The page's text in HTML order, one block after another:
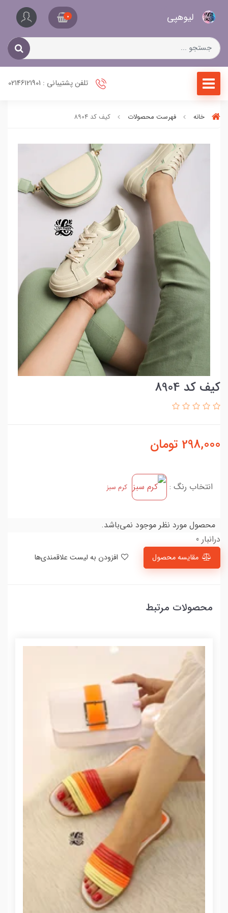
لیو‌هپی 0
تلفن پشتیبانی : 02146121901
خانه فهرست محصولات کیف کد 8904
کیف کد 8904
298,000 تومان
انتخاب رنگ : کرم سبز
محصول مورد نظر موجود نمی‌باشد.
درانبار 0
مقایسه محصول
محصولات مرتبط